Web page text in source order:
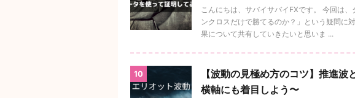
こんにちは、サバイサバイFXです。 今回は
ンクロスだけで勝てるのか？」という疑問に
果について共有していきたいと思いま ...
10
【波動の見極め方のコツ】推進
横軸にも着目しよう〜